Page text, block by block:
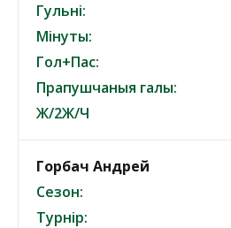
Гульні:
Мінуты:
Гол+Пас:
Прапушчаныя галы:
Ж/2Ж/Ч
Горбач Андрей
Сезон:
Турнір: